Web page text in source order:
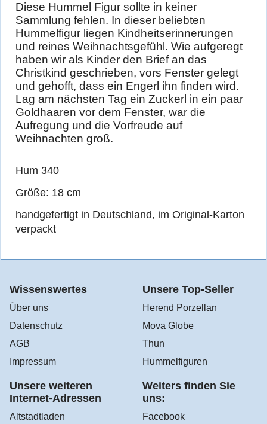
Diese Hummel Figur sollte in keiner
Sammlung fehlen. In dieser beliebten
Hummelfigur liegen Kindheitserinnerungen
und reines Weihnachtsgefühl. Wie aufgeregt
haben wir als Kinder den Brief an das
Christkind geschrieben, vors Fenster gelegt
und gehofft, dass ein Engerl ihn finden wird.
Lag am nächsten Tag ein Zuckerl in ein paar
Goldhaaren vor dem Fenster, war die
Aufregung und die Vorfreude auf
Weihnachten groß.
Hum 340
Größe: 18 cm
handgefertigt in Deutschland, im Original-Karton
verpackt
Wissenswertes
Über uns
Datenschutz
AGB
Impressum
Unsere Top-Seller
Herend Porzellan
Mova Globe
Thun
Hummelfiguren
Unsere weiteren
Internet-Adressen
Altstadtladen
Weiters finden Sie
uns:
Facebook